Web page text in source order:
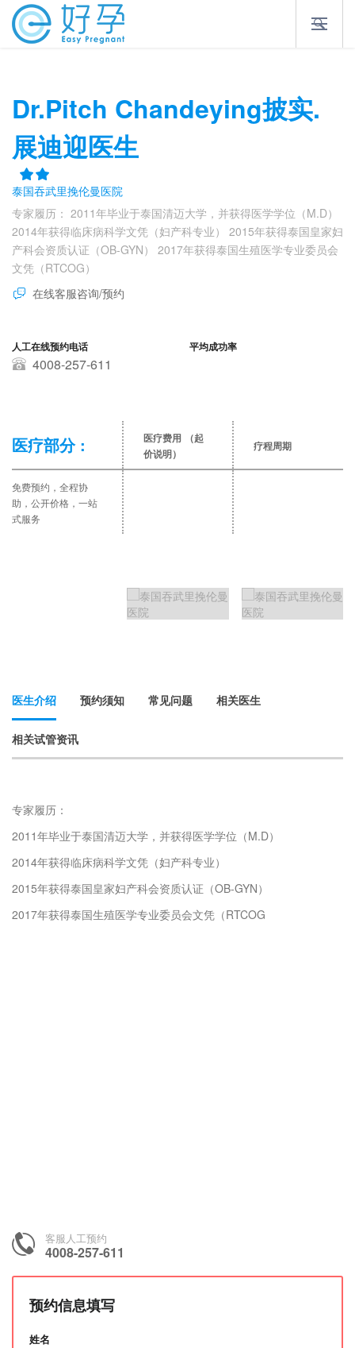
Dr.Pitch Chandeying披实.
展迪迎医生
泰国吞武里挽伦曼医院
专家履历： 2011年毕业于泰国清迈大学，并获得医学学位（M.D）
2014年获得临床病科学文凭（妇产科专业） 2015年获得泰国皇家妇
产科会资质认证（OB-GYN） 2017年获得泰国生殖医学专业委员会
文凭（RTCOG）
在线客服咨询/预约
人工在线预约电话
4008-257-611
平均成功率
医疗部分 : 医疗费用
（起
价说明）
疗程周期
免费预约，全程协
助，公开价格，一站
式服务
医生介绍 预约须知 常见问题 相关医生
相关试管资讯
专家履历：
2011年毕业于泰国清迈大学，并获得医学学位（M.D）
2014年获得临床病科学文凭（妇产科专业）
2015年获得泰国皇家妇产科会资质认证（OB-GYN）
2017年获得泰国生殖医学专业委员会文凭（RTCOG
客服人工预约
4008-257-611
预约信息填写
姓名